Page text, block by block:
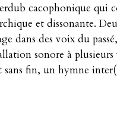
cacophonique qui
et dissonante.
dans des voix du
sonore à
sans fin, un hymne